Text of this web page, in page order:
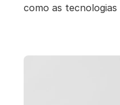
como as tecnologias